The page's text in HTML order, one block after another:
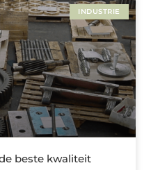
INDUSTRIE
beste kwaliteit